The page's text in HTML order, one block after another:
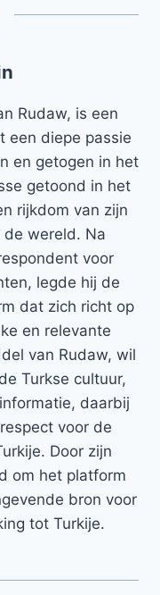
Rudaw, is een
een diepe passie
en getogen in het
getoond in het
rijkdom van zijn
wereld. Na
voor
legde hij de
dat zich richt op
en relevante
van Rudaw, wil
Turkse cultuur,
daarbij
voor de
Door zijn
om het platform
bron voor
tot Turkije.